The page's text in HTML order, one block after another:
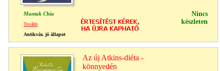
Mantak Chia
Nincs
készleten
Tovább
Antikvár, jó állapot
Az új Atkins-diéta -
könnyedén